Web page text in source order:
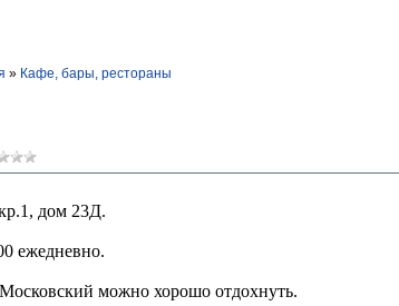
» Кафе, бары, рестораны
дом 23Д.
ежедневно.
можно хорошо отдохнуть.